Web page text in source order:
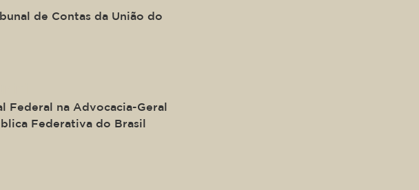
de Contas da União do
Federal na Advocacia-Geral
Federativa do Brasil